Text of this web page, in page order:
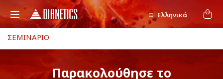
Ελληνικά
ΣΕΜΙΝΑΡΙΟ
Παρακολούθησε το